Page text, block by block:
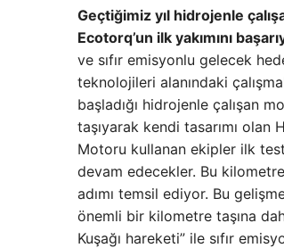
Geçtiğimiz yıl hidrojenle
Ecotorq’un ilk yakımını
ve sıfır emisyonlu gelecek
teknolojileri alanındaki
başladığı hidrojenle çalışan
taşıyarak kendi tasarımı
Motoru kullanan ekipler ilk
devam edecekler. Bu
adımı temsil ediyor. Bu
önemli bir kilometre taşına
Kuşağı hareketi” ile sıfır